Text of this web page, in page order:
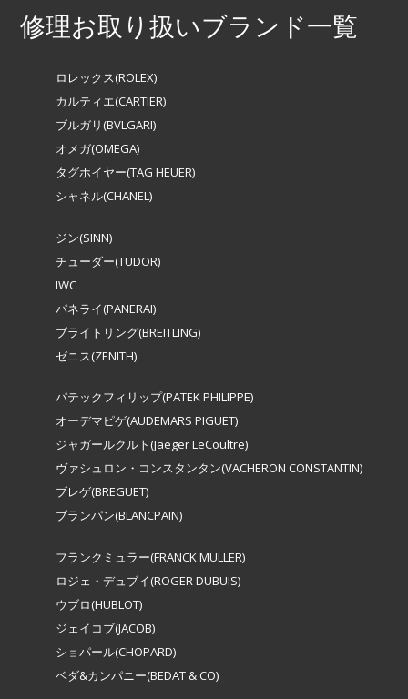
修理お取り扱いブランド一覧
ロレックス(ROLEX)
カルティエ(CARTIER)
ブルガリ(BVLGARI)
オメガ(OMEGA)
タグホイヤー(TAG HEUER)
シャネル(CHANEL)
ジン(SINN)
チューダー(TUDOR)
IWC
パネライ(PANERAI)
ブライトリング(BREITLING)
ゼニス(ZENITH)
パテックフィリップ(PATEK PHILIPPE)
オーデマピゲ(AUDEMARS PIGUET)
ジャガールクルト(Jaeger LeCoultre)
ヴァシュロン・コンスタンタン(VACHERON CONSTANTIN)
ブレゲ(BREGUET)
ブランパン(BLANCPAIN)
フランクミュラー(FRANCK MULLER)
ロジェ・デュブイ(ROGER DUBUIS)
ウブロ(HUBLOT)
ジェイコブ(JACOB)
ショパール(CHOPARD)
ベダ&カンパニー(BEDAT & CO)